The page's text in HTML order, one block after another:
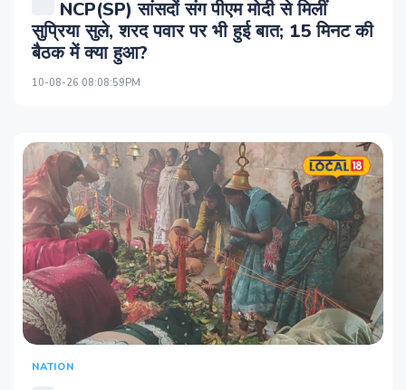
NCP(SP) सांसदों संग पीएम मोदी से मिलीं
सुप्रिया सुले, शरद पवार पर भी हुई बात; 15 मिनट की
बैठक में क्‍या हुआ?
10-08-26 08:08:59PM
NATION